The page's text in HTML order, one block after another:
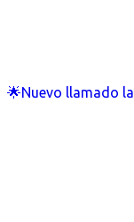
🌟Nuevo llamado